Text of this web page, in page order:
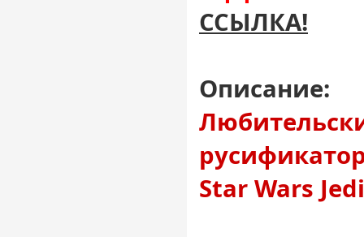
ССЫЛКА!
Описание:
Star Wars